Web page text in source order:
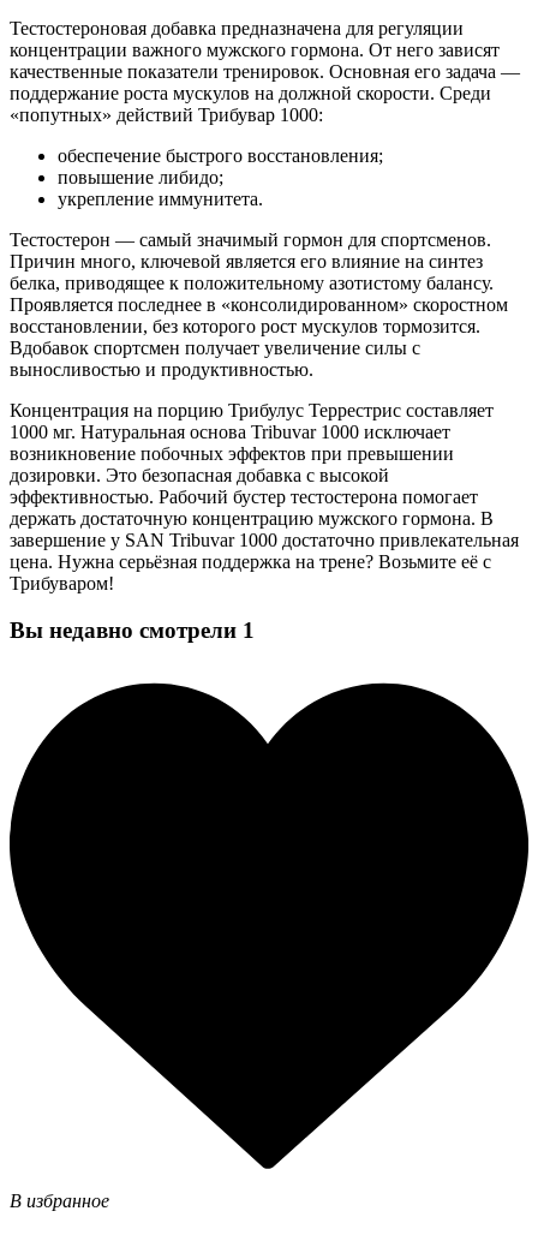
Тестостероновая добавка предназначена для регуляции
концентрации важного мужского гормона. От него зависят
качественные показатели тренировок. Основная его задача —
поддержание роста мускулов на должной скорости. Среди
«попутных» действий Трибувар 1000:
обеспечение быстрого восстановления;
повышение либидо;
укрепление иммунитета.
Тестостерон — самый значимый гормон для спортсменов.
Причин много, ключевой является его влияние на синтез
белка, приводящее к положительному азотистому балансу.
Проявляется последнее в «консолидированном» скоростном
восстановлении, без которого рост мускулов тормозится.
Вдобавок спортсмен получает увеличение силы с
выносливостью и продуктивностью.
Концентрация на порцию Трибулус Террестрис составляет
1000 мг. Натуральная основа Tribuvar 1000 исключает
возникновение побочных эффектов при превышении
дозировки. Это безопасная добавка с высокой
эффективностью. Рабочий бустер тестостерона помогает
держать достаточную концентрацию мужского гормона. В
завершение у SAN Tribuvar 1000 достаточно привлекательная
цена. Нужна серьёзная поддержка на трене? Возьмите её с
Трибуваром!
Вы недавно смотрели 1
В избранное